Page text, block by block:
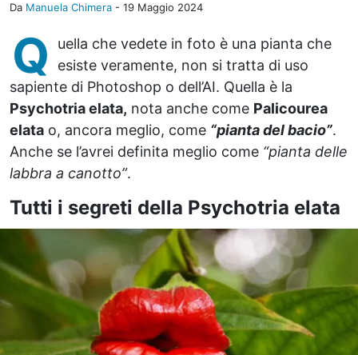
Da Manuela Chimera - 19 Maggio 2024
Q
uella che vedete in foto è una pianta che
esiste veramente, non si tratta di uso
sapiente di Photoshop o dell’AI. Quella è la
Psychotria elata, nota anche come Palicourea
elata o, ancora meglio, come “pianta del bacio”.
Anche se l’avrei definita meglio come “pianta delle
labbra a canotto”.
Tutti i segreti della Psychotria elata